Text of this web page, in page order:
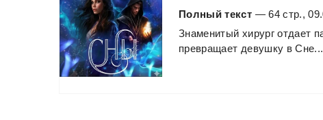
Полный текст — 64 стр.,
Знаменитый хирург отдает
превращает девушку в Сне...